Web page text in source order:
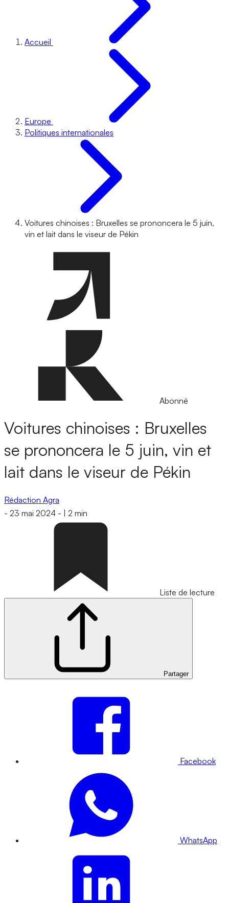
Accueil
Europe
Politiques internationales
Voitures chinoises : Bruxelles se prononcera le 5 juin,
vin et lait dans le viseur de Pékin
Abonné
Voitures chinoises : Bruxelles
se prononcera le 5 juin, vin et
lait dans le viseur de Pékin
Rédaction Agra
- 23 mai 2024 - 2 min
Liste de lecture
Partager
Facebook
WhatsApp